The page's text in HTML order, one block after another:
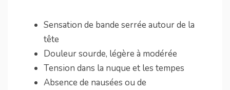
Sensation de bande serrée autour de la
tête
Douleur sourde, légère à modérée
Tension dans la nuque et les tempes
Absence de nausées ou de